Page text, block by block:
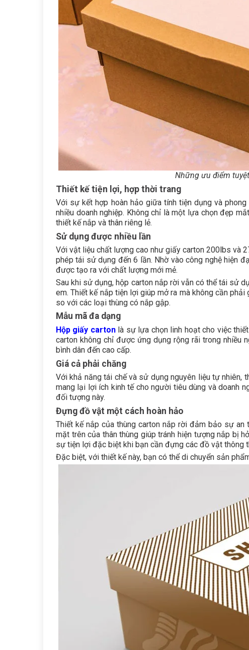
Những ưu điểm
Thiết kế tiện lợi, hợp thời trang
Với sự kết hợp hoàn hảo giữa tính tiện dụng và
nhiều doanh nghiệp. Không chỉ là một lựa chọn đẹp
thiết kế nắp và thân riêng lẻ.
Sử dụng được nhiều lần
Với vật liệu chất lượng cao như giấy carton 200lbs và
phép tái sử dụng đến 6 lần. Nhờ vào công nghệ hiện
được tạo ra với chất lượng mới mẻ.
Sau khi sử dụng, hộp carton nắp rời vẫn có thể tái sử
em. Thiết kế nắp tiện lợi giúp mở ra mà không cần
so với các loại thùng có nắp gập.
Mẫu mã đa dạng
Hộp giấy cartonlà sự lựa chọn linh hoạt cho việc
carton không chỉ được ứng dụng rộng rãi trong nhiều
bình dân đến cao cấp.
Giá cả phải chăng
Với khả năng tái chế và sử dụng nguyên liệu tự nhiên,
mang lại lợi ích kinh tế cho người tiêu dùng và doanh
đối tượng này.
Đựng đồ vật một cách hoàn hảo
Thiết kế nắp của thùng carton nắp rời đảm bảo sự an
mặt trên của thân thùng giúp tránh hiện tượng nắp bị
sự tiện lợi đặc biệt khi bạn cần đựng các đồ vật thông
Đặc biệt, với thiết kế này, bạn có thể di chuyển sản